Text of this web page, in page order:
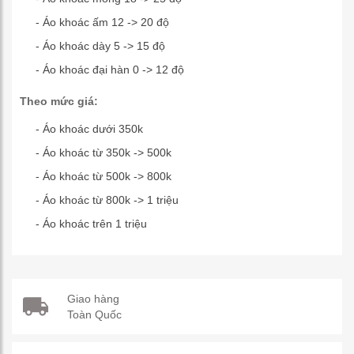
- Áo khoác ấm 12 -> 20 độ
- Áo khoác dày 5 -> 15 độ
- Áo khoác đại hàn 0 -> 12 độ
Theo mức giá:
- Áo khoác dưới 350k
- Áo khoác từ 350k -> 500k
- Áo khoác từ 500k -> 800k
- Áo khoác từ 800k -> 1 triệu
- Áo khoác trên 1 triệu
Giao hàng
Toàn Quốc